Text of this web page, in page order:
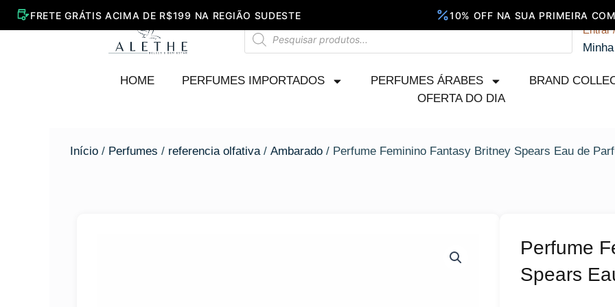
Pesquisar
produtos
Entrar
HOME PERFUMES IMPORTADOS PERFUMES ÁRABES BRAND
OFERTA DO DIA
Início / Perfumes / referencia olfativa/ Ambarado / Perfume Feminino Fantasy Britney Spears Eau de
Perfume
Spears